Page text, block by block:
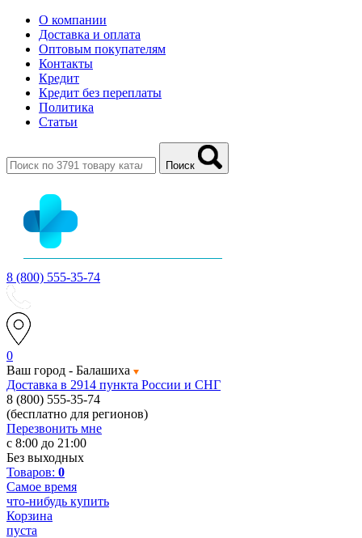
О компании
Доставка и оплата
Оптовым покупателям
Контакты
Кредит
Кредит без переплаты
Политика
Статьи
Поиск
8 (800) 555-35-74
0
Ваш город - Балашиха
Доставка в 2914 пункта России и СНГ
8 (800) 555-35-74
(бесплатно для регионов)
Перезвонить мне
с 8:00 до 21:00
Без выходных
Товаров: 0
Самое время
что-нибудь купить
Корзина
пуста